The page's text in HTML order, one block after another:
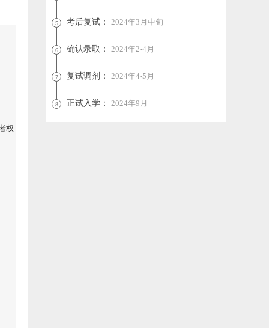
权
5 考后复试： 2024年3月中旬
6 确认录取： 2024年2-4月
7 复试调剂： 2024年4-5月
8 正试入学： 2024年9月